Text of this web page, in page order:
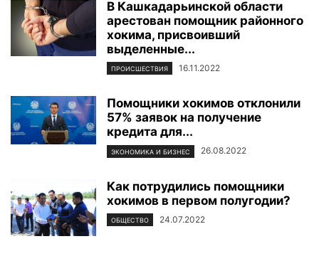
В Кашкадарьинской области
арестован помощник районного
хокима, присвоивший
выделенные...
ПРОИСШЕСТВИЯ 16.11.2022
Помощники хокимов отклонили
57% заявок на получение
кредита для...
ЭКОНОМИКА И БИЗНЕС 26.08.2022
Как потрудились помощники
хокимов в первом полугодии?
ОБЩЕСТВО 24.07.2022